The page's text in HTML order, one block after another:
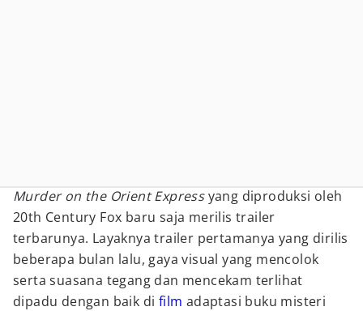
Murder on the OrientExpressyang diproduksi oleh
20th Century Fox baru saja merilis trailer
terbarunya. Layaknya trailer pertamanya yang dirilis
beberapa bulan lalu, gaya visual yang mencolok
serta suasana tegang dan mencekam terlihat
dipadu dengan baik di film adaptasi buku misteri